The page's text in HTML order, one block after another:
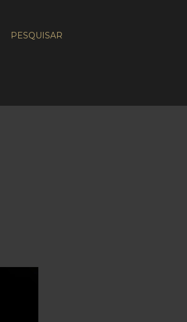
PESQUISAR